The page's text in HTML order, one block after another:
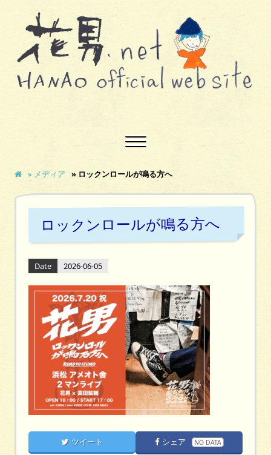
» メディア » ロックンロールが鳴る方へ
ロックンロールが鳴る方へ
Date 2026-06-05
ツイート シェア NO DATA